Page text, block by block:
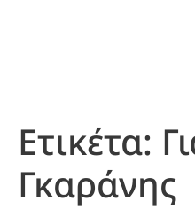
Ετικέτα:
Γκαράνης